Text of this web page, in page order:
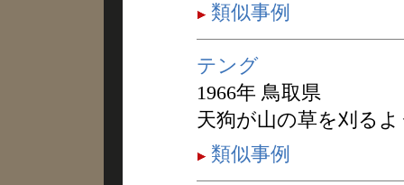
類似事例
テング
1966年 鳥取県
天狗が山の草を刈る
類似事例